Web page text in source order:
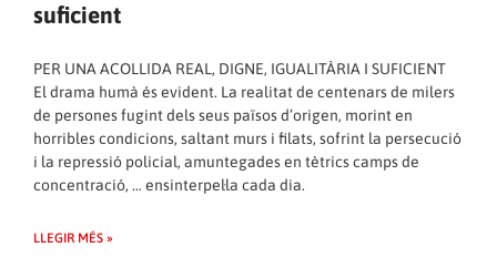
suficient
PER UNA ACOLLIDA REAL, DIGNE, IGUALITÀRIA I SUFICIENT
El drama humà és evident. La realitat de centenars de milers
de persones fugint dels seus països d’origen, morint en
horribles condicions, saltant murs i filats, sofrint la persecució
i la repressió policial, amuntegades en tètrics camps de
concentració, … ensinterpel·la cada dia.
LLEGIR MÉS »